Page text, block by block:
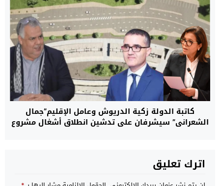
كاتبة الدولة زكية الدريوش وعامل الإقليم”جمال
الشعراني” سيشرفان على تدشين انطلاق أشغال مشروع
اترك تعليق